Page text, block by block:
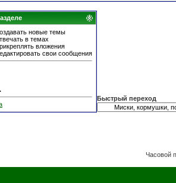
новые темы
в темах
вложения
свои сообщения
Быстрый переход
Часовой